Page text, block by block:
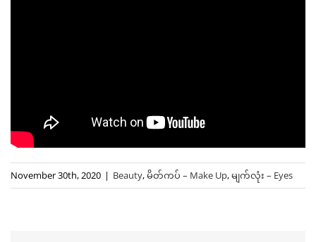
November 30th, 2020 | Beauty,မိတ်ကပ် – Make Up,မျက်လုံး – Eyes